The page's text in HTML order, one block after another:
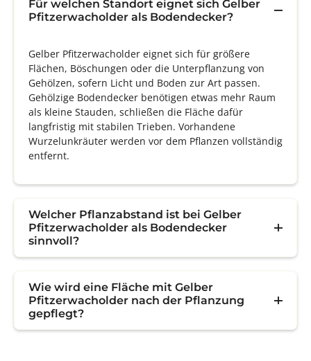
Für welchen Standort eignet sich Gelber
Pfitzerwacholder als Bodendecker?
Gelber Pfitzerwacholder eignet sich für größere
Flächen, Böschungen oder die Unterpflanzung von
Gehölzen, sofern Licht und Boden zur Art passen.
Gehölzige Bodendecker benötigen etwas mehr Raum
als kleine Stauden, schließen die Fläche dafür
langfristig mit stabilen Trieben. Vorhandene
Wurzelunkräuter werden vor dem Pflanzen vollständig
entfernt.
Welcher Pflanzabstand ist bei Gelber
Pfitzerwacholder als Bodendecker
sinnvoll?
Wie wird eine Fläche mit Gelber
Pfitzerwacholder nach der Pflanzung
gepflegt?